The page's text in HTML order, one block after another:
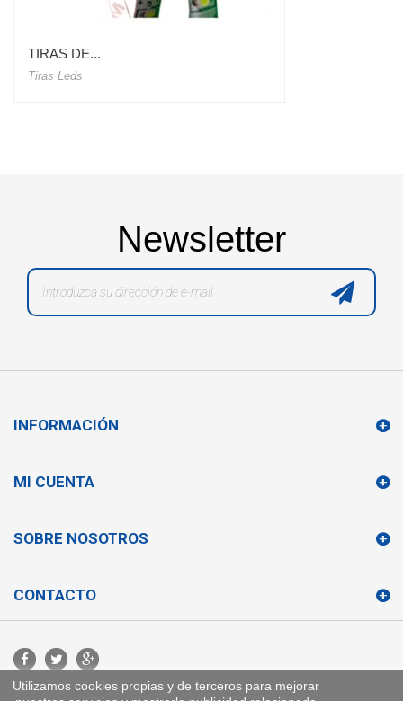
TIRAS DE...
Tiras Leds
Newsletter
INFORMACIÓN
MI CUENTA
SOBRE NOSOTROS
CONTACTO
Utilizamos cookies propias y de terceros para mejorar